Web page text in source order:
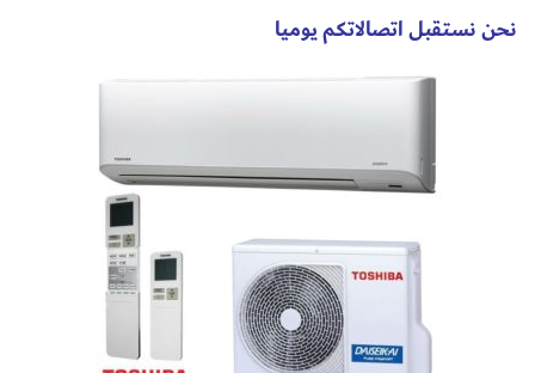
نحن نستقبل اتصالاتكم يوميا